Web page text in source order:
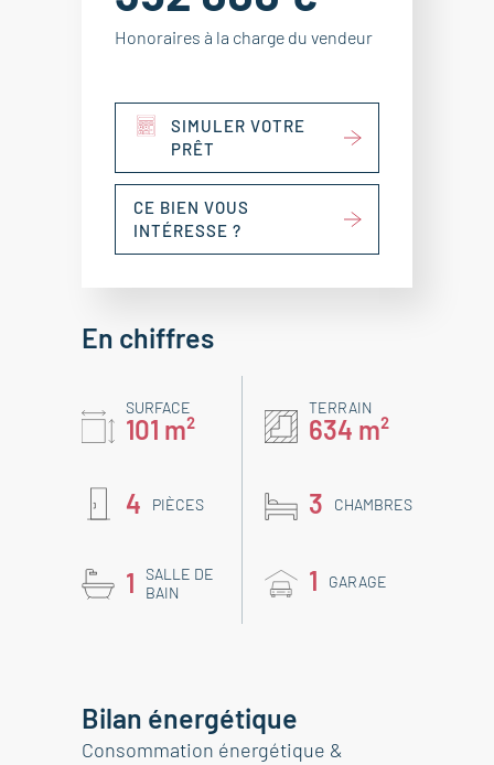
Honoraires à la charge du vendeur
SIMULER VOTRE
PRÊT
CE BIEN VOUS
INTÉRESSE ?
En chiffres
SURFACE
101 m²
TERRAIN
634 m²
4 PIÈCES 3 CHAMBRES
1
SALLE DE
BAIN
1 GARAGE
Bilan énergétique
Consommation énergétique &